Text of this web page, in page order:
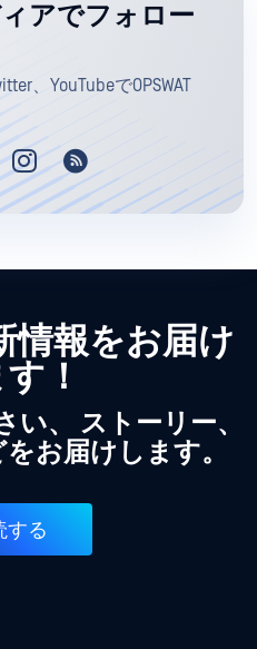
アでフォロー
、YouTubeでOPSWAT
情報をお届け
！
、 ストーリー、
お届けします。
する